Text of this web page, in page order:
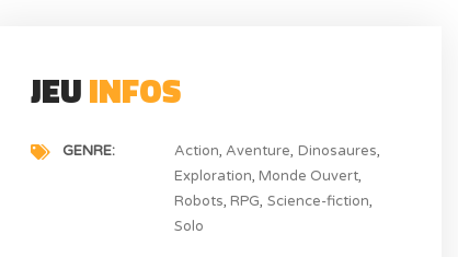
JEUINFOS
GENRE Action Aventure Dinosaures
Exploration Monde Ouvert
Robots RPG Science-fiction
Solo